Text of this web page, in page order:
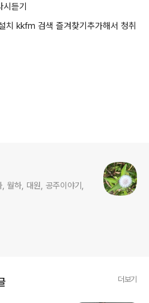
듣기
kkfm 검색 즐겨찾기추가해서 청취
, 공주이야기,
더보기